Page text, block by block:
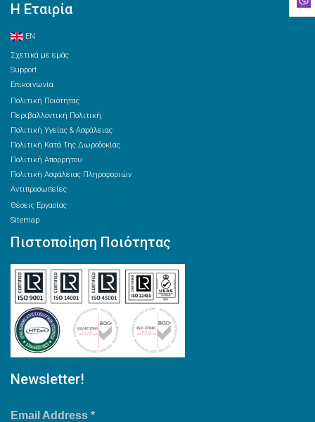
Η Εταιρία
EN
Σχετικά με εμάς
Support
Επικοινωνία
Πολιτική Ποιότητας
Περιβαλλοντική Πολιτική
Πολιτική Υγείας & Ασφάλειας
Πολιτική Κατά Της Δωροδοκίας
Πολιτική Απορρήτου
Πολιτική Ασφάλειας Πληροφοριών
Αντιπροσωπείες
Θέσεις Εργασίας
Sitemap
Πιστοποίηση Ποιότητας
Newsletter!
Email Address *